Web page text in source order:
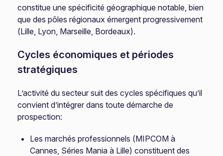
constitue une spécificité géographique notable, bien
que des pôles régionaux émergent progressivement
(Lille, Lyon, Marseille, Bordeaux).
Cycles économiques et périodes
stratégiques
L’activité du secteur suit des cycles spécifiques qu’il
convient d’intégrer dans toute démarche de
prospection:
Les marchés professionnels (MIPCOM à
Cannes, Séries Mania à Lille) constituent des